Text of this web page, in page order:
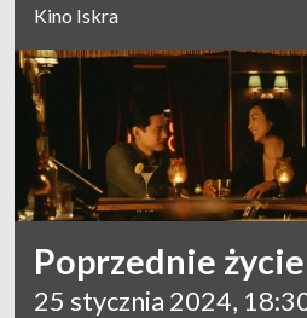
Kino Iskra
Poprzednie życie
25 stycznia 2024,